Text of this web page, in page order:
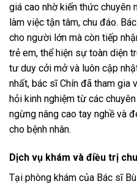
giá cao nhờ kiến thức chuyên
làm việc tận tâm, chu đáo.
cho người lớn mà còn tiếp
trẻ em, thể hiện sự toàn diện
tư duy cởi mở và luôn cập
nhất, bác sĩ Chín đã tham gia
hỏi kinh nghiệm từ các
ngừng nâng cao tay nghề và
cho bệnh nhân.
Dịch vụ khám và điều trị
Tại phòng khám của Bác sĩ